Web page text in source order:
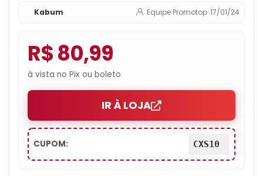
Kabum Equipe Promotop•17/01/24
R$ 80,99
à vista no Pix ou boleto
IR À LOJA
CUPOM: CXS10